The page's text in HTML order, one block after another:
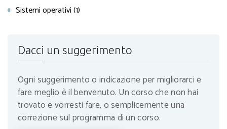
Sistemi operativi (1)
Dacci un suggerimento
Ogni suggerimento o indicazione per migliorarci e
fare meglio è il benvenuto. Un corso che non hai
trovato e vorresti fare, o semplicemente una
correzione sul programma di un corso.